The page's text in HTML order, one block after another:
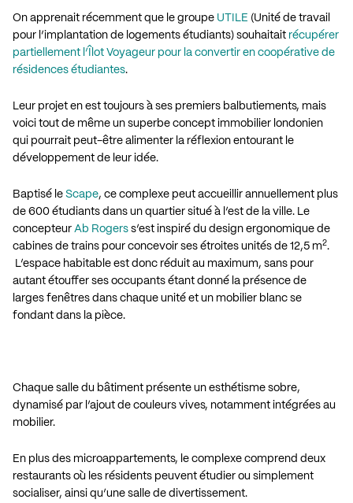
On apprenait récemment que le groupe UTILE (Unité de travail
pour l’implantation de logements étudiants) souhaitait récupérer
partiellement l’Îlot Voyageur pour la convertir en coopérative de
résidences étudiantes.
Leur projet en est toujours à ses premiers balbutiements, mais
voici tout de même un superbe concept immobilier londonien
qui pourrait peut-être alimenter la réflexion entourant le
développement de leur idée.
Baptisé le Scape, ce complexe peut accueillir annuellement plus
de 600 étudiants dans un quartier situé à l’est de la ville. Le
concepteur Ab Rogers s’est inspiré du design ergonomique de
cabines de trains pour concevoir ses étroites unités de 12,5 m2.
L’espace habitable est donc réduit au maximum, sans pour
autant étouffer ses occupants étant donné la présence de
larges fenêtres dans chaque unité et un mobilier blanc se
fondant dans la pièce.
Chaque salle du bâtiment présente un esthétisme sobre,
dynamisé par l’ajout de couleurs vives, notamment intégrées au
mobilier.
En plus des microappartements, le complexe comprend deux
restaurants où les résidents peuvent étudier ou simplement
socialiser, ainsi qu’une salle de divertissement.